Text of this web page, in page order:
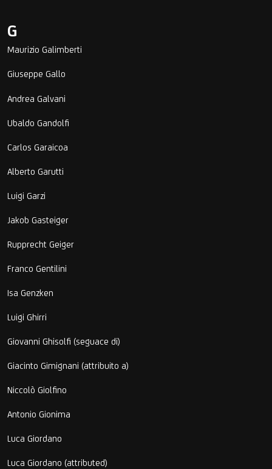
G
Maurizio Galimberti
Giuseppe Gallo
Andrea Galvani
Ubaldo Gandolfi
Carlos Garaicoa
Alberto Garutti
Luigi Garzi
Jakob Gasteiger
Rupprecht Geiger
Franco Gentilini
Isa Genzken
Luigi Ghirri
Giovanni Ghisolfi (seguace di)
Giacinto Gimignani (attribuito a)
Niccolò Giolfino
Antonio Gionima
Luca Giordano
Luca Giordano (attributed)